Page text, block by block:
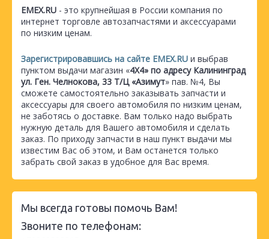
EMEX.RU - это крупнейшая в России компания по
интернет торговле автозапчастями и аксессуарами
по низким ценам.
Зарегистрировавшись на сайте EMEX.RU и выбрав
пунктом выдачи магазин «4Х4» по адресу Калининград
ул. Ген. Челнокова, 33 Т/Ц «Азимут» пав. №4, Вы
сможете самостоятельно заказывать запчасти и
аксессуары для своего автомобиля по низким ценам,
не заботясь о доставке. Вам только надо выбрать
нужную деталь для Вашего автомобиля и сделать
заказ. По приходу запчасти в наш пункт выдачи мы
известим Вас об этом, и Вам останется только
забрать свой заказ в удобное для Вас время.
Мы всегда готовы помочь Вам!
Звоните по телефонам: